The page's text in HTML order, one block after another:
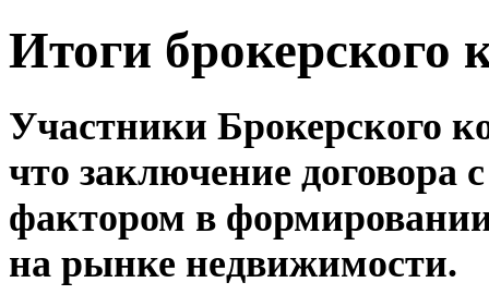
Итоги брокерского
Участники Брокерского
что заключение договора с
фактором в
на рынке недвижимости.